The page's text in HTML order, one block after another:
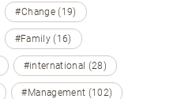
#Change (19)
#Family (16)
#international (28)
#Management (102)